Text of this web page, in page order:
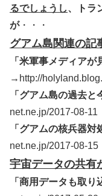
るでしょうし、トラ
が・・・
グアム島関連の記
「米軍事メディアが
→ http://
「グアム島の過去
net.ne.jp/2017-08-11
「グアムの核兵器
net.ne.jp/2017-08-15
宇宙データの共有
「商用データも取